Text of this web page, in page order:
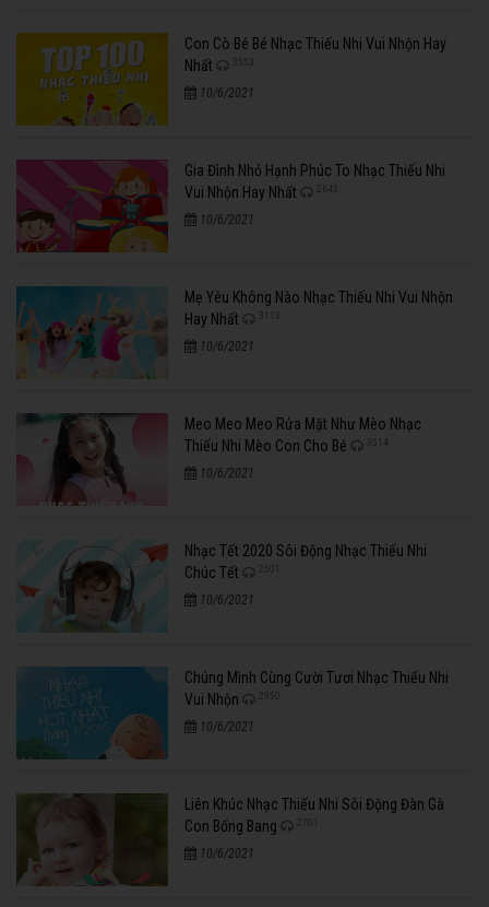
Con Cò Bé Bé Nhạc Thiếu Nhi Vui Nhộn Hay
Nhất
3553
10/6/2021
Gia Đình Nhỏ Hạnh Phúc To Nhạc Thiếu Nhi
Vui Nhộn Hay Nhất
2643
10/6/2021
Mẹ Yêu Không Nào Nhạc Thiếu Nhi Vui Nhộn
Hay Nhất
3113
10/6/2021
Meo Meo Meo Rửa Mặt Như Mèo Nhạc
Thiếu Nhi Mèo Con Cho Bé
3514
10/6/2021
Nhạc Tết 2020 Sôi Động Nhạc Thiếu Nhi
Chúc Tết
10/6/2021
Chúng Mình Cùng Cười Tươi Nhạc Thiếu Nhi
Vui Nhộn
2950
10/6/2021
Liên Khúc Nhạc Thiếu Nhi Sôi Động Đàn Gà
Con Bống Bang
2701
10/6/2021